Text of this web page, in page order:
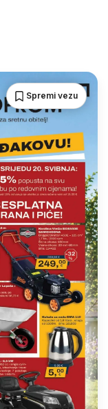
Spremi vezu